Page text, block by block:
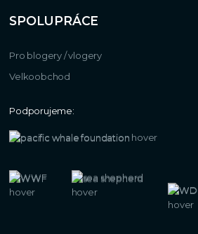
SPOLUPRÁCE
Pro blogery / vlogery
Velkoobchod
Podporujeme: